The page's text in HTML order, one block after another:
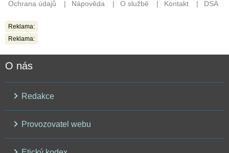
Reklama:
Reklama:
O nás
Redakce
Provozovatel webu